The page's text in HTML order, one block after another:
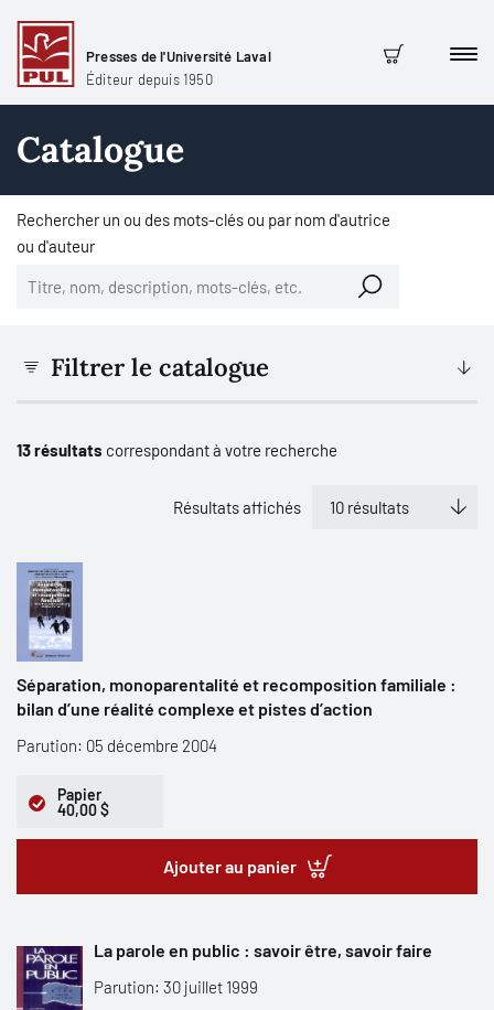
Presses de l'Université Laval
Éditeur depuis 1950
Panier
Catalogue
Rechercher un ou des mots-clés ou par nom d'autrice
ou d'auteur
Filtrer le catalogue
13 résultats correspondant à votre recherche
Résultats affichés
Séparation, monoparentalité et recomposition familiale :
bilan d’une réalité complexe et pistes d’action
Parution: 05 décembre 2004
Papier
40,00 $
Ajouter au panier
La parole en public : savoir être, savoir faire
Parution: 30 juillet 1999